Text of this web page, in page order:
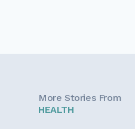
More Stories From
HEALTH